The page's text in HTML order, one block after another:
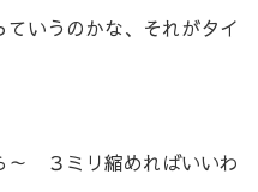
いうのかな、それがタイ
３ミリ縮めればいいわ